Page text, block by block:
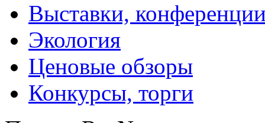
Выставки,
Экология
Ценовые обзоры
Конкурсы, торги